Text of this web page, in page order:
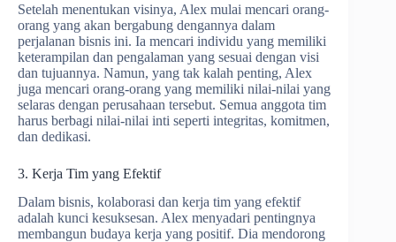
Setelah menentukan visinya, Alex mulai mencari orang-
orang yang akan bergabung dengannya dalam
perjalanan bisnis ini. Ia mencari individu yang memiliki
keterampilan dan pengalaman yang sesuai dengan visi
dan tujuannya. Namun, yang tak kalah penting, Alex
juga mencari orang-orang yang memiliki nilai-nilai yang
selaras dengan perusahaan tersebut. Semua anggota tim
harus berbagi nilai-nilai inti seperti integritas, komitmen,
dan dedikasi.
3. Kerja Tim yang Efektif
Dalam bisnis, kolaborasi dan kerja tim yang efektif
adalah kunci kesuksesan. Alex menyadari pentingnya
membangun budaya kerja yang positif. Dia mendorong